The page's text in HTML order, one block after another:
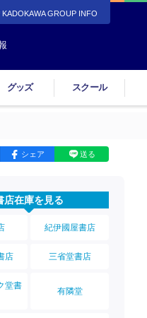
KADOKAWA GROUP INFO
グッズ スクール
シェア 送る
店在庫を見る
紀伊國屋書店
店 三省堂書店
堂書
有隣堂